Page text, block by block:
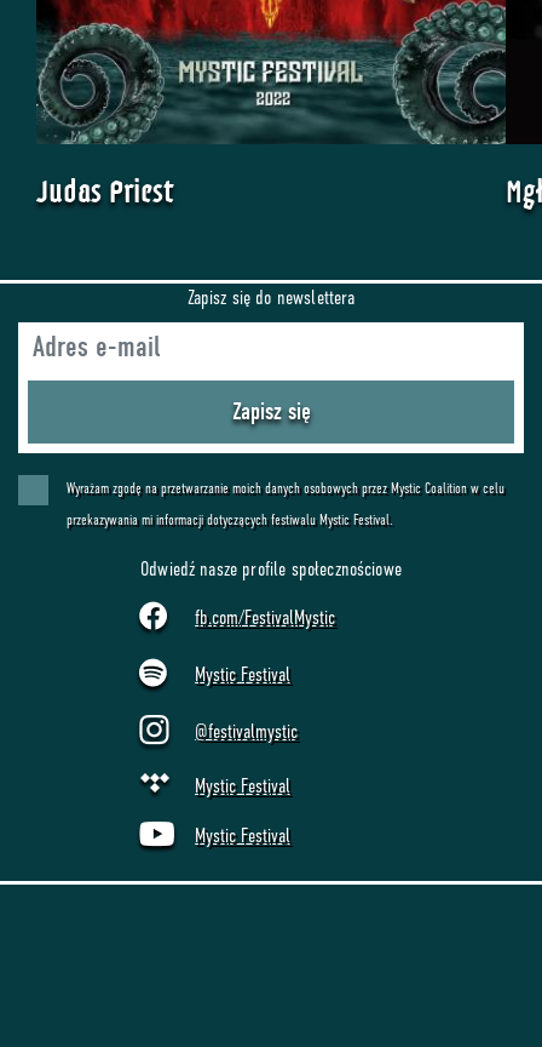
Judas Priest
Zapisz się do newslettera
Zapisz się
Wyrażam zgodę na przetwarzanie moich danych osobowych przez Mystic Coalition w celu
przekazywania mi informacji dotyczących festiwalu Mystic Festival.
Odwiedź nasze profile społecznościowe
fb.com/FestivalMystic
Mystic Festival
@festivalmystic
Mystic Festival
Mystic Festival